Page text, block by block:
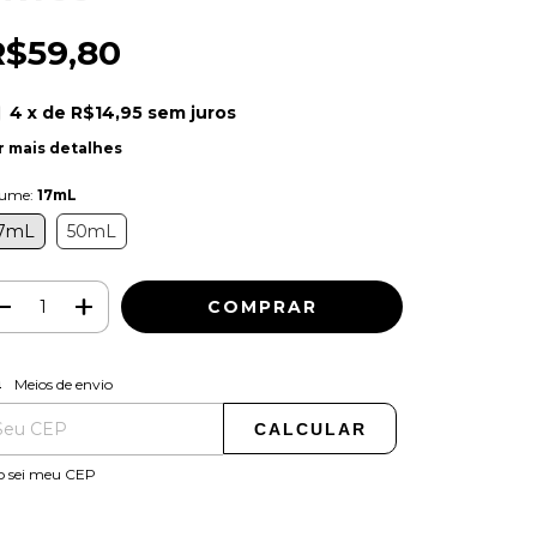
4 x de R$14,95 sem juros
mais detalhes
17mL
50mL
para o CEP:
Meios de envio
CALCULAR
sei meu CEP